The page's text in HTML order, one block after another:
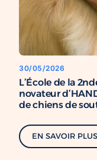
30/05/2026
L’École de la
novateur
de chiens de
EN SAVOIR PLUS